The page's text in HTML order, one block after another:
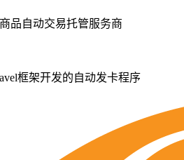
品自动交易托管服务商
框架开发的自动发卡程序